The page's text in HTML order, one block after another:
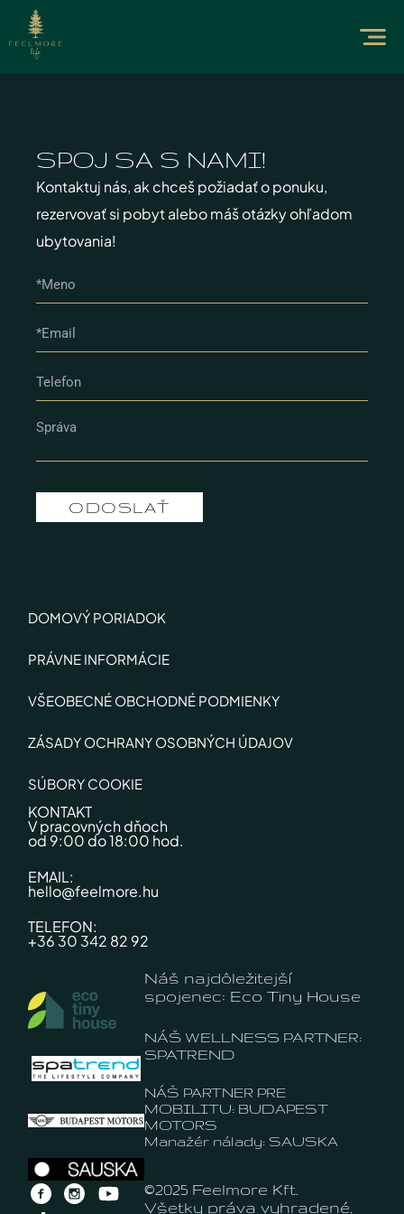
SPOJ SA S NAMI!​
Kontaktuj nás, ak chceš požiadať o ponuku,
rezervovať si pobyt alebo máš otázky ohľadom
ubytovania!
ODOSLAŤ
DOMOVÝ PORIADOK
PRÁVNE INFORMÁCIE
VŠEOBECNÉ OBCHODNÉ PODMIENKY
ZÁSADY OCHRANY OSOBNÝCH ÚDAJOV
SÚBORY COOKIE
KONTAKT
V pracovných dňoch
od 9:00 do 18:00 hod.
EMAIL:
hello@feelmore.hu
TELEFON:
+36 30 342 82 92
Náš najdôležitejší
spojenec: Eco Tiny House
NÁŠ WELLNESS PARTNER:
SPATREND
NÁŠ PARTNER PRE
MOBILITU: BUDAPEST
MOTORS
Manažér nálady: SAUSKA
©2025 Feelmore Kft.
Všetky práva vyhradené.